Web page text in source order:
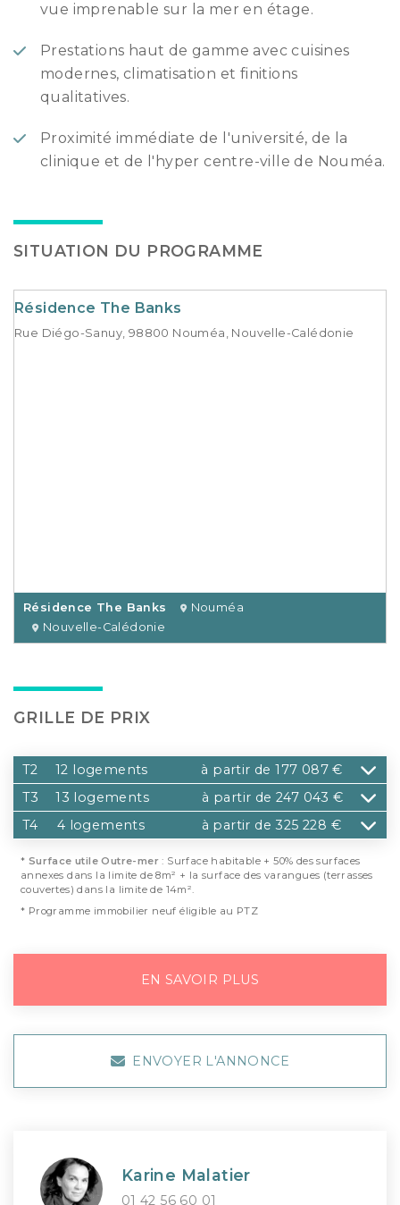
vue imprenable sur la mer en étage.
Prestations haut de gamme avec cuisines
modernes, climatisation et finitions
qualitatives.
Proximité immédiate de l'université, de la
clinique et de l'hyper centre-ville de Nouméa.
SITUATION DU PROGRAMME
Résidence The Banks
Rue Diégo-Sanuy, 98800 Nouméa, Nouvelle-Calédonie
Résidence The Banks
Nouméa
Nouvelle-Calédonie
GRILLE DE PRIX
T2 12 logements
à partir de 177 087 €
T3
13 logements
à partir de 247 043 €
T4
4 logements à partir de 325 228 €
* Surface utile Outre-mer : Surface habitable + 50% des surfaces
annexes dans la limite de 8m² + la surface des varangues (terrasses
couvertes) dans la limite de 14m².
* Programme immobilier neuf éligible au PTZ
EN SAVOIR PLUS
ENVOYER L'ANNONCE
Karine Malatier
01 42 56 60 01